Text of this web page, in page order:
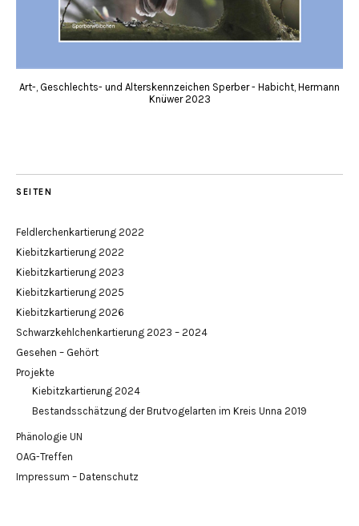
Art-, Geschlechts- und Alterskennzeichen Sperber - Habicht, Hermann
Knüwer 2023
SEITEN
Feldlerchenkartierung 2022
Kiebitzkartierung 2022
Kiebitzkartierung 2023
Kiebitzkartierung 2025
Kiebitzkartierung 2026
Schwarzkehlchenkartierung 2023 – 2024
Gesehen – Gehört
Projekte
Kiebitzkartierung 2024
Bestandsschätzung der Brutvogelarten im Kreis Unna 2019
Phänologie UN
OAG-Treffen
Impressum – Datenschutz